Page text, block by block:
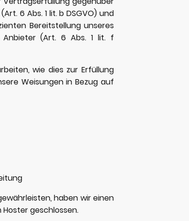
6 Abs. 1 lit. b DSGVO) und
Bereitstellung unseres
Anbieter (Art. 6 Abs. 1 lit. f
wie dies zur Erfüllung
Weisungen in Bezug auf
haben wir einen
geschlossen.